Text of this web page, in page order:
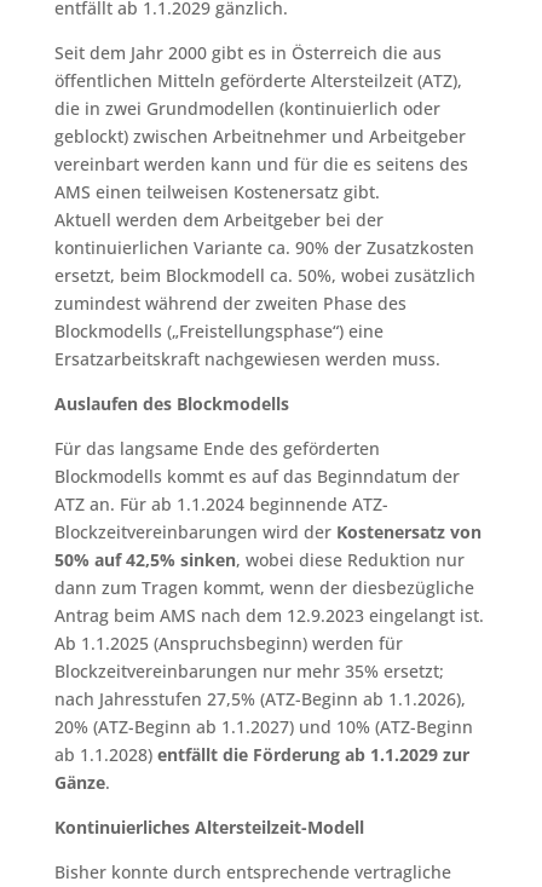
entfällt ab 1.1.2029 gänzlich.
Seit dem Jahr 2000 gibt es in Österreich die aus
öffentlichen Mitteln geförderte Altersteilzeit (ATZ),
die in zwei Grundmodellen (kontinuierlich oder
geblockt) zwischen Arbeitnehmer und Arbeitgeber
vereinbart werden kann und für die es seitens des
AMS einen teilweisen Kostenersatz gibt.
Aktuell werden dem Arbeitgeber bei der
kontinuierlichen Variante ca. 90% der Zusatzkosten
ersetzt, beim Blockmodell ca. 50%, wobei zusätzlich
zumindest während der zweiten Phase des
Blockmodells („Freistellungsphase“) eine
Ersatzarbeitskraft nachgewiesen werden muss.
Auslaufen des Blockmodells
Für das langsame Ende des geförderten
Blockmodells kommt es auf das Beginndatum der
ATZ an. Für ab 1.1.2024 beginnende ATZ-
Blockzeitvereinbarungen wird der Kostenersatz von
50% auf 42,5% sinken, wobei diese Reduktion nur
dann zum Tragen kommt, wenn der diesbezügliche
Antrag beim AMS nach dem 12.9.2023 eingelangt ist.
Ab 1.1.2025 (Anspruchsbeginn) werden für
Blockzeitvereinbarungen nur mehr 35% ersetzt;
nach Jahresstufen 27,5% (ATZ-Beginn ab 1.1.2026),
20% (ATZ-Beginn ab 1.1.2027) und 10% (ATZ-Beginn
ab 1.1.2028) entfällt die Förderung ab 1.1.2029 zur
Gänze.
Kontinuierliches Altersteilzeit-Modell
Bisher konnte durch entsprechende vertragliche